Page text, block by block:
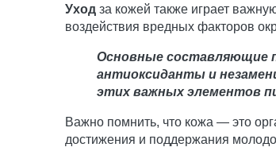
Уход за кожей также играет
воздействия вредных факторов
Основные составляющие
антиоксиданты и
этих важных элементов
Важно помнить, что кожа — это
достижения и поддержания